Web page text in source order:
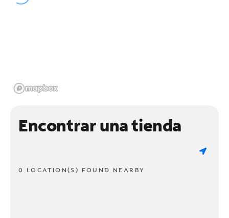
Encontrar una tienda
0 LOCATION(S) FOUND NEARBY